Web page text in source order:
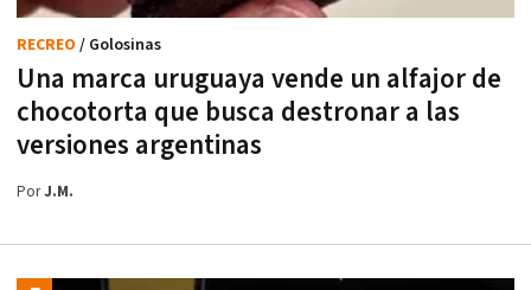
Una marca uruguaya vende un alfajor de
chocotorta que busca destronar a las
versiones argentinas
RECREO / Golosinas
PorJ.M.